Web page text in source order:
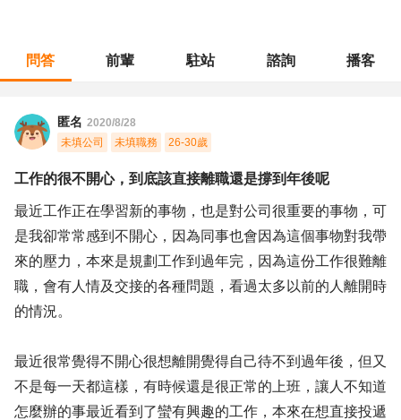
問答 前輩 駐站 諮詢 播客
匿名 2020/8/28
未填公司
未填職務 26-30歲
工作的很不開心，到底該直接離職還是撐到年後呢
最近工作正在學習新的事物，也是對公司很重要的事物，可
是我卻常常感到不開心，因為同事也會因為這個事物對我帶
來的壓力，本來是規劃工作到過年完，因為這份工作很難離
職，會有人情及交接的各種問題，看過太多以前的人離開時
的情況。
最近很常覺得不開心很想離開覺得自己待不到過年後，但又
不是每一天都這樣，有時候還是很正常的上班，讓人不知道
怎麼辦的事最近看到了蠻有興趣的工作，本來在想直接投遞